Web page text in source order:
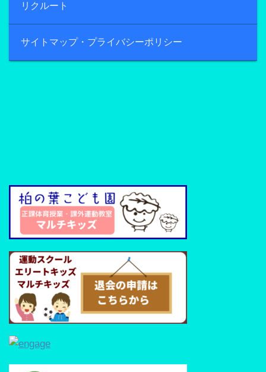
リクルート
サイトマップ・プライバシーポリシー